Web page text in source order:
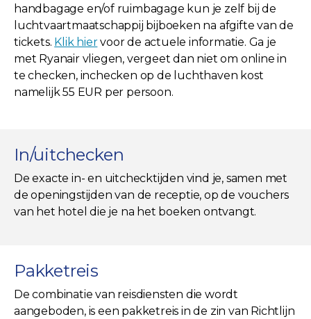
handbagage en/of ruimbagage kun je zelf bij de
luchtvaartmaatschappij bijboeken na afgifte van de
tickets. Klik hiervoor de actuele informatie. Ga je
met Ryanair vliegen, vergeet dan niet om online in
te checken, inchecken op de luchthaven kost
namelijk 55 EUR per persoon.
In/uitchecken
De exacte in- en uitchecktijden vind je, samen met
de openingstijden van de receptie, op de vouchers
van het hotel die je na het boeken ontvangt.
Pakketreis
De combinatie van reisdiensten die wordt
aangeboden, is een pakketreis in de zin van Richtlijn